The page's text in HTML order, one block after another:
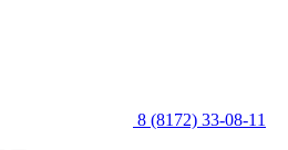
8 (8172) 33-08-11